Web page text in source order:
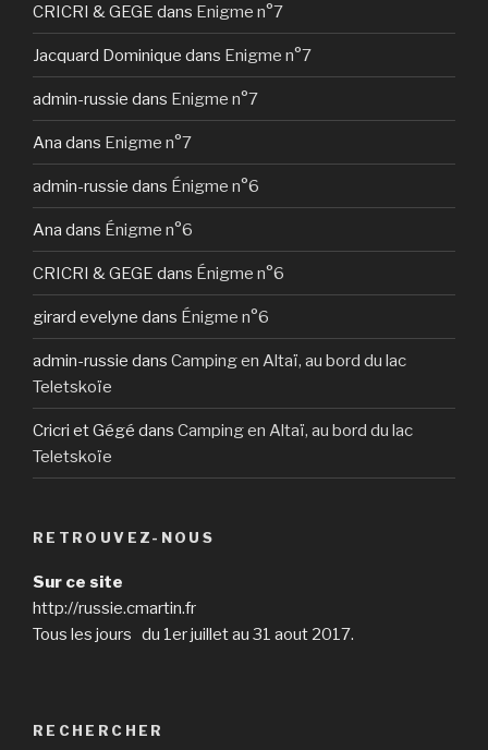
CRICRI & GEGE dans Enigme n°7
Jacquard Dominique dans Enigme n°7
admin-russie dans Enigme n°7
Ana dans Enigme n°7
admin-russie dans Énigme n°6
Ana dans Énigme n°6
CRICRI & GEGE dans Énigme n°6
girard evelyne dans Énigme n°6
admin-russie dans Camping en Altaï, au bord du lac
Teletskoïe
Cricri et Gégé dans Camping en Altaï, au bord du lac
Teletskoïe
RETROUVEZ-NOUS
Sur ce site
http://russie.cmartin.fr
Tous les jours du 1er juillet au 31 aout 2017.
RECHERCHER